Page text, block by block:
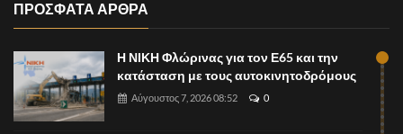
ΠΡΟΣΦΑΤΑ ΑΡΘΡΑ
Η ΝΙΚΗ Φλώρινας για τον Ε65 και την
κατάσταση με τους αυτοκινητοδρόμους
Αύγουστος 7, 2026 08:52 0